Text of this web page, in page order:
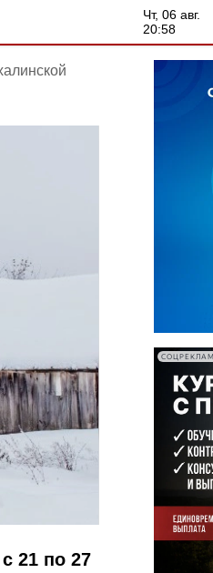
чт, 06 авг.
20:58
21 по 27